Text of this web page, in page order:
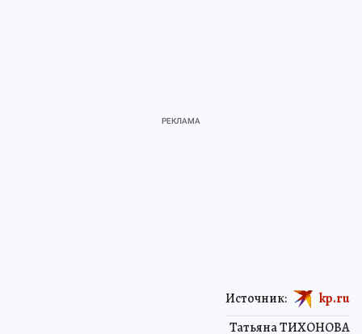
Татьяна ТИХОНОВА
Источник: kp.ru